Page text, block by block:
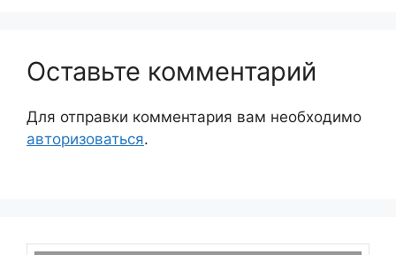
Оставьте комментарий
Для отправки комментария вам необходимо
авторизоваться.